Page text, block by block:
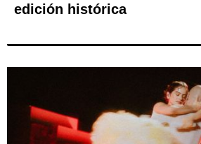
edición histórica